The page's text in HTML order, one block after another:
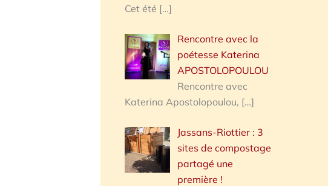
Cet été […]
Rencontre avec la
poétesse Katerina
APOSTOLOPOULOU
Rencontre avec
Katerina Apostolopoulou, […]
Jassans-Riottier : 3
sites de compostage
partagé une
première !